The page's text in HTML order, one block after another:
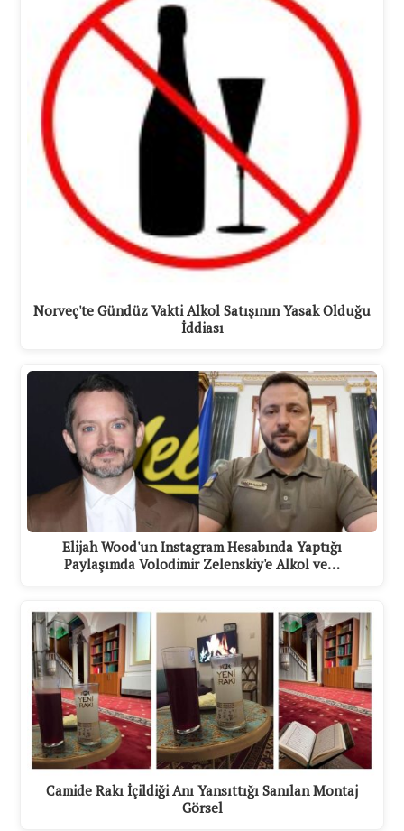
Norveç'te Gündüz Vakti Alkol Satışının Yasak Olduğu
İddiası
Elijah Wood'un Instagram Hesabında Yaptığı
Paylaşımda Volodimir Zelenskiy'e Alkol ve…
Camide Rakı İçildiği Anı Yansıttığı Sanılan Montaj
Görsel